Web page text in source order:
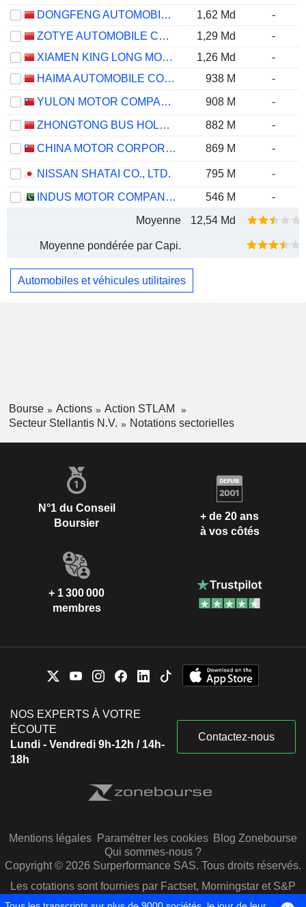
DONGFENG AUTOMOBILE CO. LTD
1,62 Md
-
ZOTYE AUTOMOBILE CO., LTD
1,29 Md
-
XIAMEN KING LONG MOTOR GROUP CO., LTD.
1,26 Md
-
HAIMA AUTOMOBILE CO.,LTD
938 M
-
YULON MOTOR COMPANY LTD.
908 M
-
ZHONGTONG BUS HOLDING CO.,LTD
882 M
-
CHINA MOTOR CORPORATION
869 M -
NISSAN SHATAI CO., LTD. 795 M
-
INDUS MOTOR COMPANY LIMITED
546 M
-
Moyenne
12,54 Md
Moyenne pondérée par Capi.
Automobiles et véhicules utilitaires
Bourse Actions
Action STLAM
Secteur Stellantis N.V.
Notations sectorielles
N°1 du Conseil
Boursier
+ de 20 ans
à vos côtés
+ 1 300 000
membres
NOS EXPERTS À VOTRE
ÉCOUTE
Lundi - Vendredi 9h-12h / 14h-
18h
Contactez-nous
Mentions légales Paramétrer les cookies Blog Zonebourse
Qui sommes-nous ?
Copyright © 2026 Surperformance SAS. Tous droits réservés.
Les cotations sont fournies par Factset, Morningstar et S&P
Capital IQ